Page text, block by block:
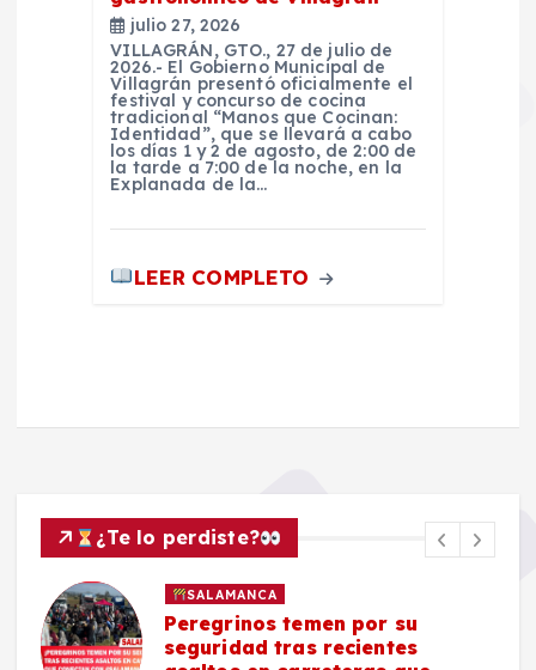
julio 27, 2026
VILLAGRÁN, GTO., 27 de julio de
2026.- El Gobierno Municipal de
Villagrán presentó oficialmente el
festival y concurso de cocina
tradicional “Manos que Cocinan:
Identidad”, que se llevará a cabo
los días 1 y 2 de agosto, de 2:00 de
la tarde a 7:00 de la noche, en la
Explanada de la…
LEER COMPLETO
¿Te lo perdiste?
SALAMANCA
Peregrinos temen por su
seguridad tras recientes